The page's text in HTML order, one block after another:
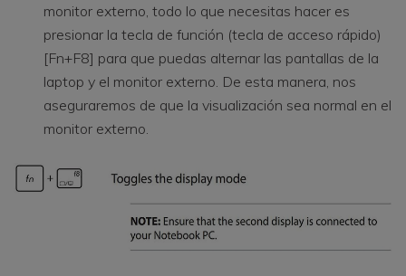
monitor externo, todo lo que necesitas hacer es
presionar la tecla de función (tecla de acceso rápido)
[Fn+F8] para que puedas alternar las pantallas de la
laptop y el monitor externo. De esta manera, nos
aseguraremos de que la visualización sea normal en el
monitor externo.